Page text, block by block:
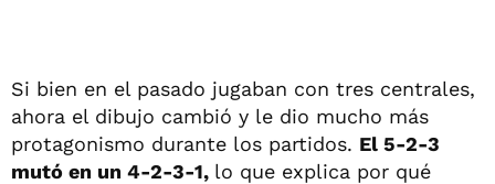
Si bien en el pasado jugaban con tres centrales,
ahora el dibujo cambió y le dio mucho más
protagonismo durante los partidos. El 5-2-3
mutó en un 4-2-3-1, lo que explica por qué